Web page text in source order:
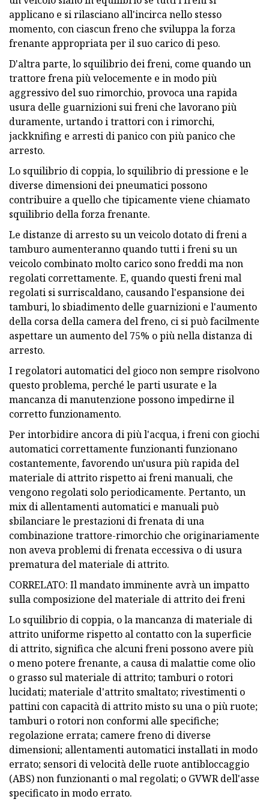
applicano e si rilasciano all'incirca nello stesso
momento, con ciascun freno che sviluppa la forza
frenante appropriata per il suo carico di peso.
D'altra parte, lo squilibrio dei freni, come quando un
trattore frena più velocemente e in modo più
aggressivo del suo rimorchio, provoca una rapida
usura delle guarnizioni sui freni che lavorano più
duramente, urtando i trattori con i rimorchi,
jackknifing e arresti di panico con più panico che
arresto.
Lo squilibrio di coppia, lo squilibrio di pressione e le
diverse dimensioni dei pneumatici possono
contribuire a quello che tipicamente viene chiamato
squilibrio della forza frenante.
Le distanze di arresto su un veicolo dotato di freni a
tamburo aumenteranno quando tutti i freni su un
veicolo combinato molto carico sono freddi ma non
regolati correttamente. E, quando questi freni mal
regolati si surriscaldano, causando l'espansione dei
tamburi, lo sbiadimento delle guarnizioni e l'aumento
della corsa della camera del freno, ci si può facilmente
aspettare un aumento del 75% o più nella distanza di
arresto.
I regolatori automatici del gioco non sempre risolvono
questo problema, perché le parti usurate e la
mancanza di manutenzione possono impedirne il
corretto funzionamento.
Per intorbidire ancora di più l'acqua, i freni con giochi
automatici correttamente funzionanti funzionano
costantemente, favorendo un'usura più rapida del
materiale di attrito rispetto ai freni manuali, che
vengono regolati solo periodicamente. Pertanto, un
mix di allentamenti automatici e manuali può
sbilanciare le prestazioni di frenata di una
combinazione trattore-rimorchio che originariamente
non aveva problemi di frenata eccessiva o di usura
prematura del materiale di attrito.
CORRELATO: Il mandato imminente avrà un impatto
sulla composizione del materiale di attrito dei freni
Lo squilibrio di coppia, o la mancanza di materiale di
attrito uniforme rispetto al contatto con la superficie
di attrito, significa che alcuni freni possono avere più
o meno potere frenante, a causa di malattie come olio
o grasso sul materiale di attrito; tamburi o rotori
lucidati; materiale d'attrito smaltato; rivestimenti o
pattini con capacità di attrito misto su una o più ruote;
tamburi o rotori non conformi alle specifiche;
regolazione errata; camere freno di diverse
dimensioni; allentamenti automatici installati in modo
errato; sensori di velocità delle ruote antibloccaggio
(ABS) non funzionanti o mal regolati; o GVWR dell'asse
specificato in modo errato.